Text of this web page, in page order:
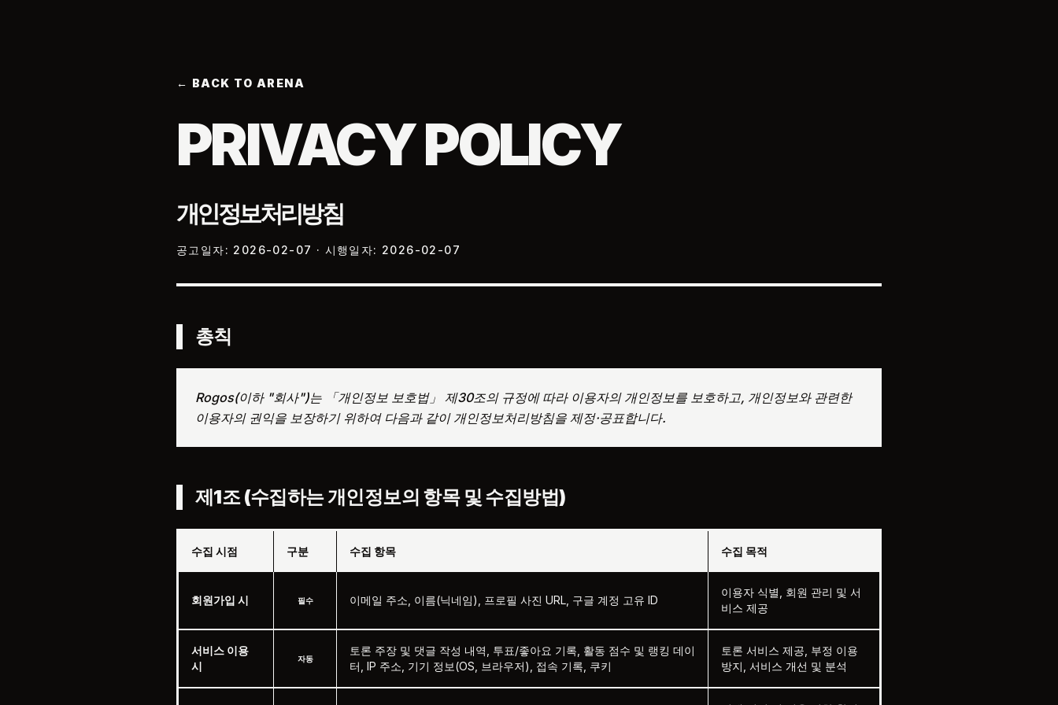
← BACK TO ARENA
PRIVACY POLICY
개인정보처리방침
공고일자: 2026-02-07 · 시행일자: 2026-02-07
총칙
Rogos(이하 "회사")는 「개인정보 보호법」 제30조의 규정에 따라 이용자의 개인정보를 보호하고, 개인정보와 관련한
이용자의 권익을 보장하기 위하여 다음과 같이 개인정보처리방침을 제정·공표합니다.
제1조 (수집하는 개인정보의 항목 및 수집방법)
수집 시점 구분 수집 항목 수집 목적
회원가입 시 필수 이메일 주소, 이름(닉네임), 프로필 사진 URL, 구글 계정 고유 ID
이용자 식별, 회원 관리 및 서
비스 제공
서비스 이용
시
자동
토론 주장 및 댓글 작성 내역, 투표/좋아요 기록, 활동 점수 및 랭킹 데이
터, IP 주소, 기기 정보(OS, 브라우저), 접속 기록, 쿠키
토론 서비스 제공, 부정 이용
방지, 서비스 개선 및 분석